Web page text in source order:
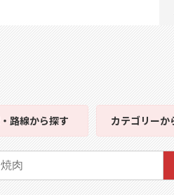
路線から探す カテゴリーか